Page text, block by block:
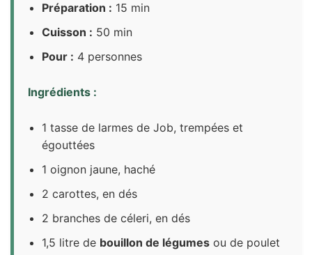
Préparation : 15 min
Cuisson : 50 min
Pour : 4 personnes
Ingrédients :
1 tasse de larmes de Job, trempées et
égouttées
1 oignon jaune, haché
2 carottes, en dés
2 branches de céleri, en dés
1,5 litre de bouillon de légumes ou de poulet